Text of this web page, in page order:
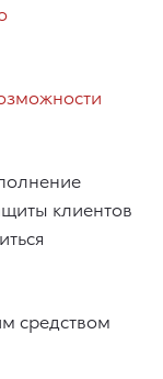
клиентов
средством